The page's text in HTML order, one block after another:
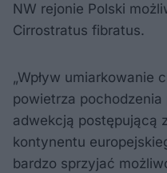
NW rejonie Polski
Cirrostratus fibratus.
„Wpływ umiarkowanie
powietrza
adwekcją postępującą
kontynentu
bardzo sprzyjać